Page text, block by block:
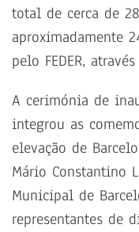
total de cerca de
aproximadamente
pelo FEDER,
A cerimónia de
integrou as
elevação de
Mário Constantino
Municipal de
representantes de